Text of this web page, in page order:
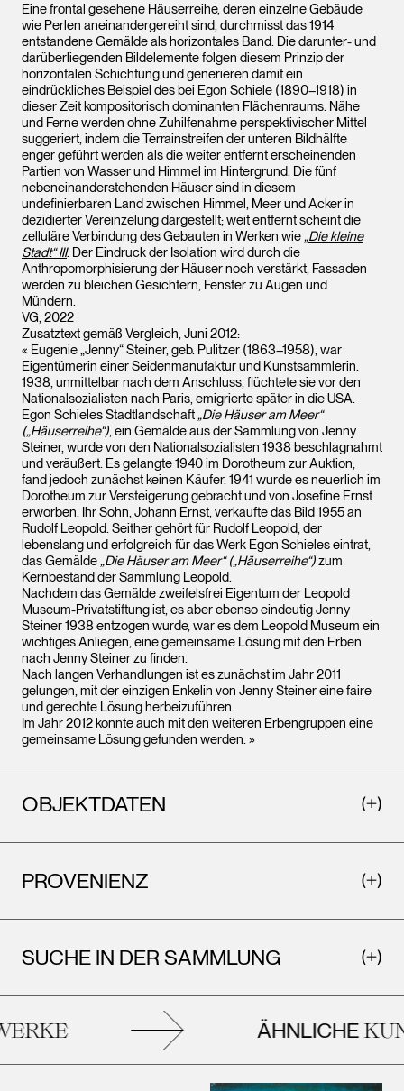
Eine frontal gesehene Häuserreihe, deren einzelne Gebäude
wie Perlen aneinandergereiht sind, durchmisst das 1914
entstandene Gemälde als horizontales Band. Die darunter- und
darüberliegenden Bildelemente folgen diesem Prinzip der
horizontalen Schichtung und generieren damit ein
eindrückliches Beispiel des bei Egon Schiele (1890–1918) in
dieser Zeit kompositorisch dominanten Flächenraums. Nähe
und Ferne werden ohne Zuhilfenahme perspektivischer Mittel
suggeriert, indem die Terrainstreifen der unteren Bildhälfte
enger geführt werden als die weiter entfernt erscheinenden
Partien von Wasser und Himmel im Hintergrund. Die fünf
nebeneinanderstehenden Häuser sind in diesem
undefinierbaren Land zwischen Himmel, Meer und Acker in
dezidierter Vereinzelung dargestellt; weit entfernt scheint die
zelluläre Verbindung des Gebauten in Werken wie„Die kleine
Stadt“ III. Der Eindruck der Isolation wird durch die
Anthropomorphisierung der Häuser noch verstärkt, Fassaden
werden zu bleichen Gesichtern, Fenster zu Augen und
Mündern.
VG, 2022
Zusatztext gemäß Vergleich, Juni 2012:
« Eugenie „Jenny“ Steiner, geb. Pulitzer (1863–1958), war
Eigentümerin einer Seidenmanufaktur und Kunstsammlerin.
1938, unmittelbar nach dem Anschluss, flüchtete sie vor den
Nationalsozialisten nach Paris, emigrierte später in die USA.
Egon Schieles Stadtlandschaft„Die Häuser am Meer“
(„Häuserreihe“), ein Gemälde aus der Sammlung von Jenny
Steiner, wurde von den Nationalsozialisten 1938 beschlagnahmt
und veräußert. Es gelangte 1940 im Dorotheum zur Auktion,
fand jedoch zunächst keinen Käufer. 1941 wurde es neuerlich im
Dorotheum zur Versteigerung gebracht und von Josefine Ernst
erworben. Ihr Sohn, Johann Ernst, verkaufte das Bild 1955 an
Rudolf Leopold. Seither gehört für Rudolf Leopold, der
lebenslang und erfolgreich für das Werk Egon Schieles eintrat,
das Gemälde„Die Häuser am Meer“ („Häuserreihe“)zum
Kernbestand der Sammlung Leopold.
Nachdem das Gemälde zweifelsfrei Eigentum der Leopold
Museum-Privatstiftung ist, es aber ebenso eindeutig Jenny
Steiner 1938 entzogen wurde, war es dem Leopold Museum ein
wichtiges Anliegen, eine gemeinsame Lösung mit den Erben
nach Jenny Steiner zu finden.
Nach langen Verhandlungen ist es zunächst im Jahr 2011
gelungen, mit der einzigen Enkelin von Jenny Steiner eine faire
und gerechte Lösung herbeizuführen.
Im Jahr 2012 konnte auch mit den weiteren Erbengruppen eine
gemeinsame Lösung gefunden werden. »
OBJEKTDATEN
PROVENIENZ
SUCHE IN DER SAMMLUNG
ÄHNLICHE